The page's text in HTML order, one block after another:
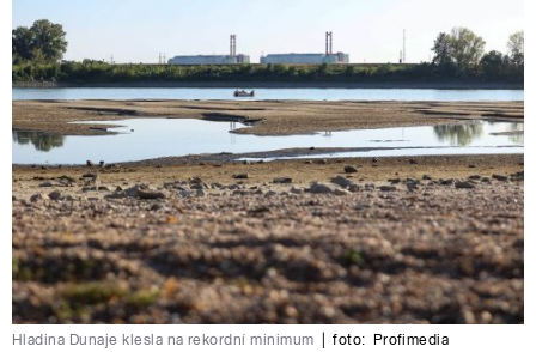
Hladina Dunaje klesla na rekordní minimum foto: Profimedia